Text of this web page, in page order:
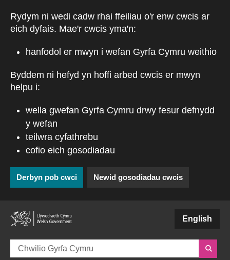
Rydym ni wedi cadw rhai ffeiliau o'r enw cwcis ar
eich dyfais. Mae'r cwcis yma'n:
hanfodol er mwyn i wefan Gyrfa Cymru weithio
Byddem ni hefyd yn hoffi arbed cwcis er mwyn
helpu i:
wella gwefan Gyrfa Cymru drwy fesur defnydd
y wefan
teilwra cyfathrebu
cofio eich gosodiadau
Derbyn pob cwci Newid gosodiadau cwcis
English